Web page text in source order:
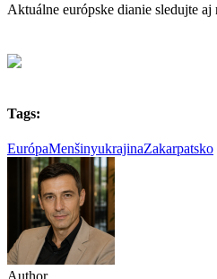
Aktuálne európske dianie sledujte aj
Tags:
EurópaMenšinyukrajinaZakarpatsko
Author